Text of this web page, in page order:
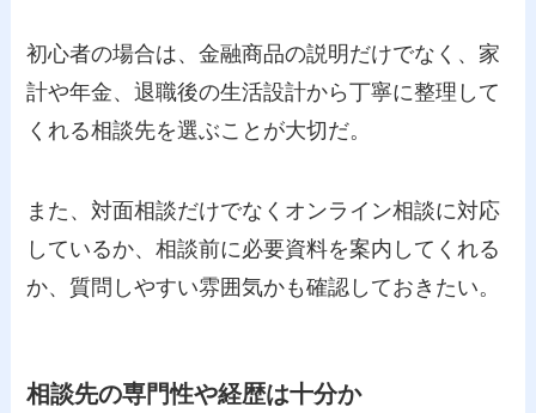
初心者の場合は、金融商品の説明だけでなく、家
計や年金、退職後の生活設計から丁寧に整理して
くれる相談先を選ぶことが大切だ。
また、対面相談だけでなくオンライン相談に対応
しているか、相談前に必要資料を案内してくれる
か、質問しやすい雰囲気かも確認しておきたい。
相談先の専門性や経歴は十分か